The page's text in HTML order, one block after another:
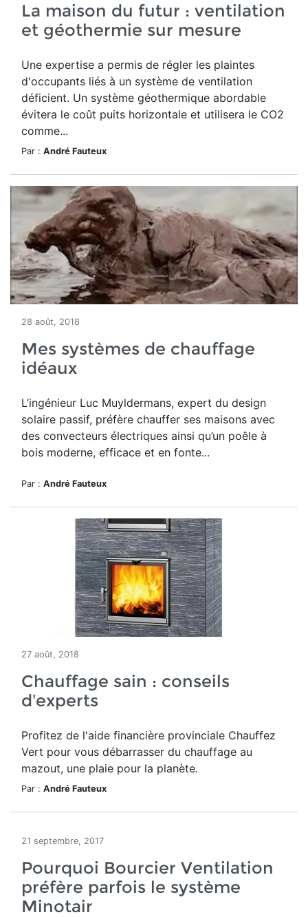
La maison du futur : ventilation
et géothermie sur mesure
Une expertise a permis de régler les plaintes
d'occupants liés à un système de ventilation
déficient. Un système géothermique abordable
évitera le coût puits horizontale et utilisera le CO2
comme...
Par : André Fauteux
28 août, 2018
Mes systèmes de chauffage
idéaux
L’ingénieur Luc Muyldermans, expert du design
solaire passif, préfère chauffer ses maisons avec
des convecteurs électriques ainsi qu’un poêle à
bois moderne, efficace et en fonte...
Par : André Fauteux
27 août, 2018
Chauffage sain : conseils
d’experts
Profitez de l'aide financière provinciale Chauffez
Vert pour vous débarrasser du chauffage au
mazout, une plaie pour la planète.
Par : André Fauteux
21 septembre, 2017
Pourquoi Bourcier Ventilation
préfère parfois le système
Minotair